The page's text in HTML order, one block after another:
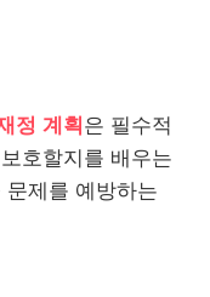
정 계획 은 필수적
호할지를 배우는
제를 예방하는